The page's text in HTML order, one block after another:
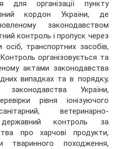
для організації пункту
кордон України, де
законодавством
контроль і пропуск через
транспортних засобів,
організовується та
актами законодавства
випадках та в порядку,
України,
рівня іонізуючого
ветеринарно-
контроль за
про харчові продукти,
тваринного походження,